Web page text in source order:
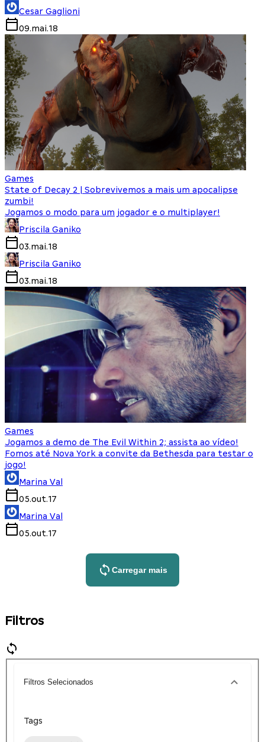
Cesar Gaglioni
09.mai.18
Games
State of Decay 2 | Sobrevivemos a mais um apocalipse
zumbi!
Jogamos o modo para um jogador e o multiplayer!
Priscila Ganiko
03.mai.18
Priscila Ganiko
03.mai.18
Games
Jogamos a demo de The Evil Within 2; assista ao vídeo!
Fomos até Nova York a convite da Bethesda para testar o
jogo!
Marina Val
05.out.17
Marina Val
05.out.17
Carregar mais
Filtros
Filtros Selecionados
Tags